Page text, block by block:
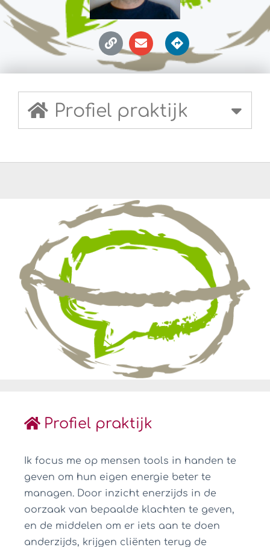
Profiel praktijk
Profiel praktijk
Ik focus me op mensen tools in handen te
geven om hun eigen energie beter te
managen. Door inzicht enerzijds in de
oorzaak van bepaalde klachten te geven,
en de middelen om er iets aan te doen
anderzijds, krijgen cliënten terug de